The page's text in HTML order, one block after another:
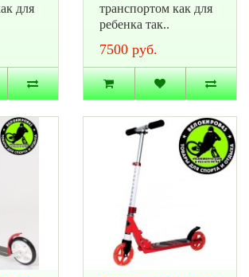
для
транспортом как для
ребенка так..
7500 руб.